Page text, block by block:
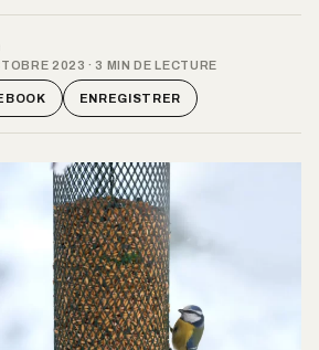
2023 · 3 MIN DE LECTURE
ENREGISTRER